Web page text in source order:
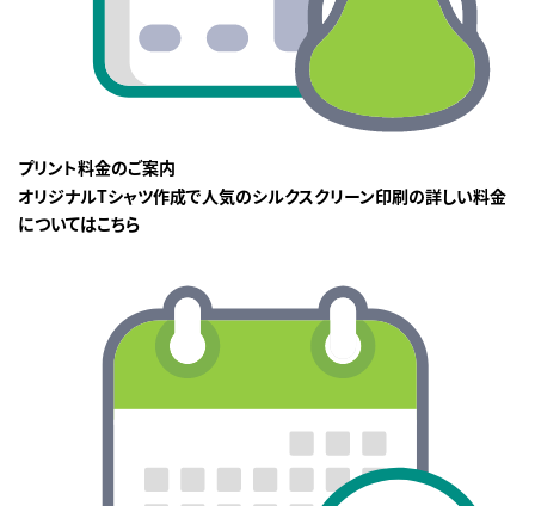
プリント料金のご案内
オリジナルTシャツ作成で人気のシルクスクリーン印刷の詳しい料金
についてはこちら